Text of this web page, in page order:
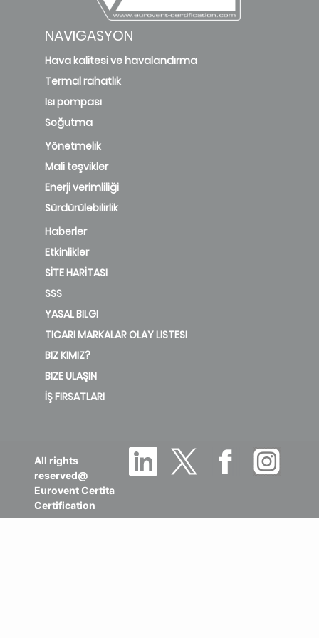
NAVIGASYON
Hava kalitesi ve havalandırma
Termal rahatlık
Isı pompası
Soğutma
Yönetmelik
Mali teşvikler
Enerji verimliliği
Sürdürülebilirlik
Haberler
Etkinlikler
SİTE HARİTASI
SSS
YASAL BILGI
TICARI MARKALAR OLAY LISTESI
BIZ KIMIZ?
BIZE ULAŞIN
İŞ FIRSATLARI
All rights
reserved@
Eurovent Certita
Certification